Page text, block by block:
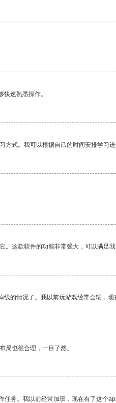
速熟悉操作。
式。我可以根据自己的时间安排学习进
这款软件的功能非常强大，可以满足
的情况了。我以前玩游戏经常会输，现
局也很合理，一目了然。
务。我以前经常加班，现在有了这个